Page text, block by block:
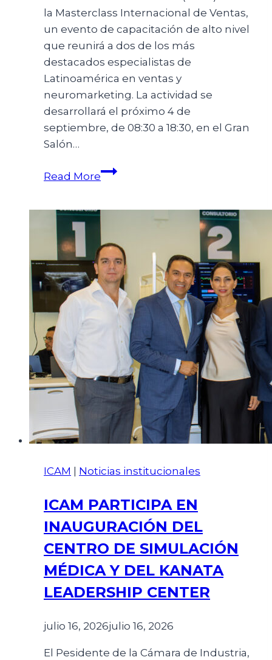
la Masterclass Internacional de Ventas,
un evento de capacitación de alto nivel
que reunirá a dos de los más
destacados especialistas de
Latinoamérica en ventas y
neuromarketing. La actividad se
desarrollará el próximo 4 de
septiembre, de 08:30 a 18:30, en el Gran
Salón…
Read More
ICAM Noticias institucionales
ICAM PARTICIPA EN
INAUGURACIÓN DEL
CENTRO DE SIMULACIÓN
MÉDICA Y DEL KANATA
LEADERSHIP CENTER
julio 16, 2026julio 16, 2026
El Pesidente de la Cámara de Industria,